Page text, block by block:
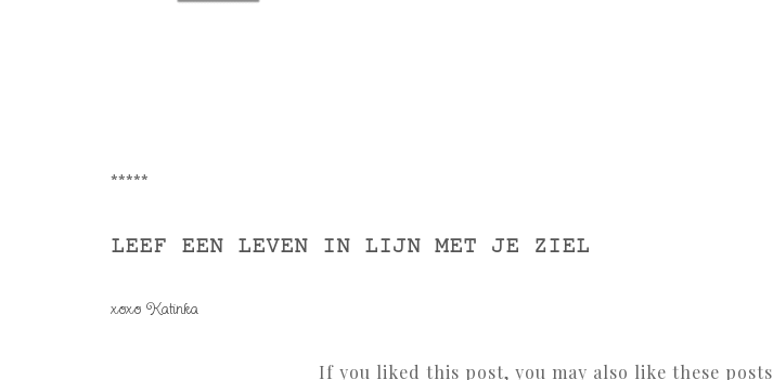
*****
LEEF EEN LEVEN IN LIJN MET JE ZIEL
xoxo Katinka
If you liked this post, you may also like these posts